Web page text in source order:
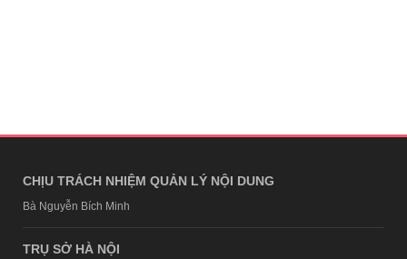
CHỊU TRÁCH NHIỆM QUẢN LÝ NỘI DUNG
Bà Nguyễn Bích Minh
TRỤ SỞ HÀ NỘI